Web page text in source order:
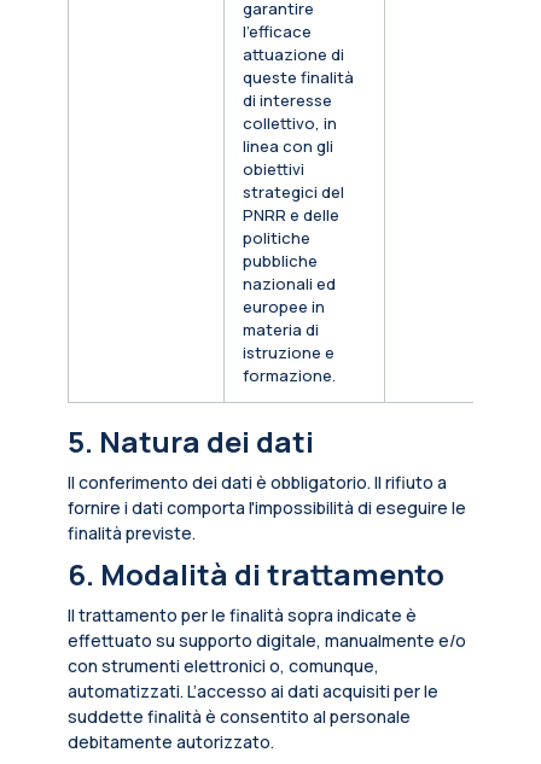
garantire
l’efficace
attuazione di
queste finalità
di interesse
collettivo, in
linea con gli
obiettivi
strategici del
PNRR e delle
politiche
pubbliche
nazionali ed
europee in
materia di
istruzione e
formazione.
5. Natura dei dati
Il conferimento dei dati è obbligatorio. Il rifiuto a
fornire i dati comporta l'impossibilità di eseguire le
finalità previste.
6. Modalità di trattamento
Il trattamento per le finalità sopra indicate è
effettuato su supporto digitale, manualmente e/o
con strumenti elettronici o, comunque,
automatizzati. L’accesso ai dati acquisiti per le
suddette finalità è consentito al personale
debitamente autorizzato.